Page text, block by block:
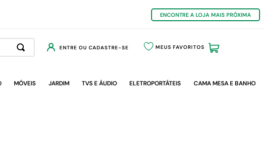
ENCONTRE A LOJA MAIS PRÓXIMA
ENTRE OU CADASTRE-SE MEUS FAVORITOS
MÓVEIS JARDIM TVS E ÁUDIO ELETROPORTÁTEIS CAMA MESA E BANHO